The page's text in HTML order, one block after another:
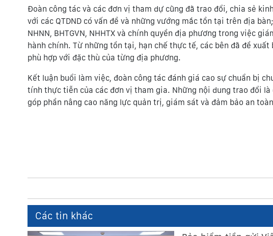
Đoàn công tác và các đơn vị tham dự cũng đã trao đổi, chia sẻ
với các QTDND có vấn đề và những vướng mắc tồn tại trên địa
NHNN, BHTGVN, NHHTX và chính quyền địa phương trong việc
hành chính. Từ những tồn tại, hạn chế thực tế, các bên đã đề
phù hợp với đặc thù của từng địa phương.
Kết luận buổi làm việc, đoàn công tác đánh giá cao sự chuẩn bị
tính thực tiễn của các đơn vị tham gia. Những nội dung trao đổi là
góp phần nâng cao năng lực quản trị, giám sát và đảm bảo an
Các tin khác